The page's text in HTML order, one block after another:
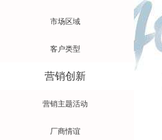
市场区域
客户类型
营销创新
营销主题活动
厂商情谊